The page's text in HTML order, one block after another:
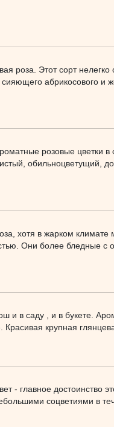
роза. Этот сорт
абрикосового и
розовые цветки
обильноцветущий,
хотя в жарком климате
Они более бледные с
и в саду , и в букете.
крупная
- главное достоинство
соцветиями в